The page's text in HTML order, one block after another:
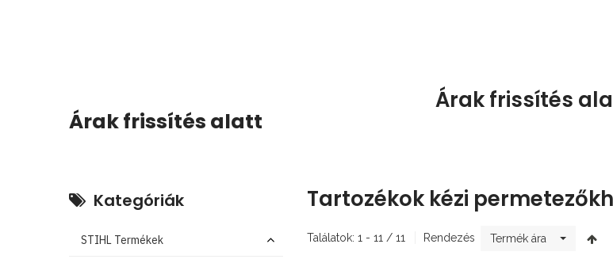
Árak frissítés
Árak frissítés alatt
Tartozékok kézi
Találatok: 1 - 11 / 11 Rendezés Termék ára
Kategóriák
STIHL Termékek